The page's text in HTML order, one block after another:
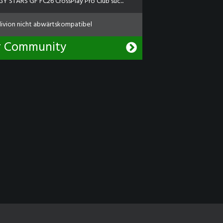
nicht abwärtskompatibel
Community